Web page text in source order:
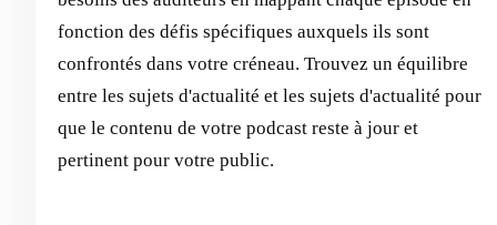
fonction des défis spécifiques auxquels ils sont
confrontés dans votre créneau. Trouvez un équilibre
entre les sujets d'actualité et les sujets d'actualité pour
que le contenu de votre podcast reste à jour et
pertinent pour votre public.